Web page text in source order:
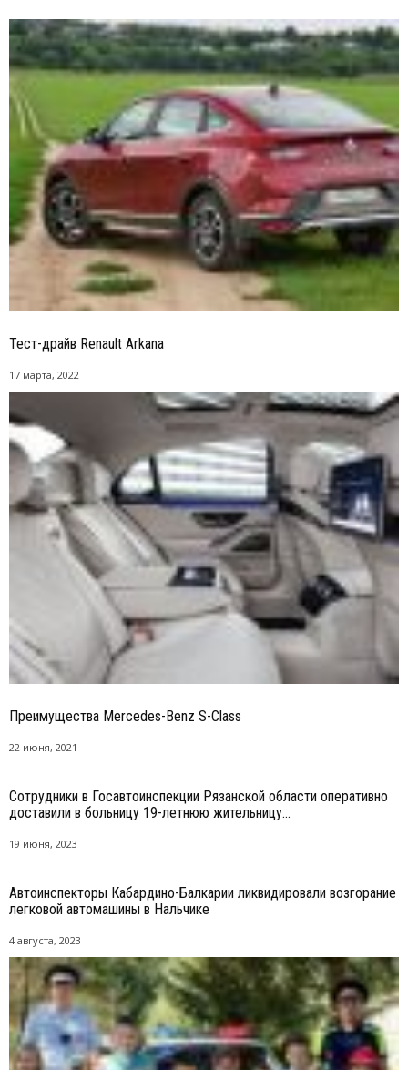
Тест-драйв Renault Arkana
17 марта, 2022
Преимущества Mercedes-Benz S-Class
22 июня, 2021
Сотрудники в Госавтоинспекции Рязанской области оперативно
доставили в больницу 19-летнюю жительницу...
19 июня, 2023
Автоинспекторы Кабардино-Балкарии ликвидировали возгорание
легковой автомашины в Нальчике
4 августа, 2023